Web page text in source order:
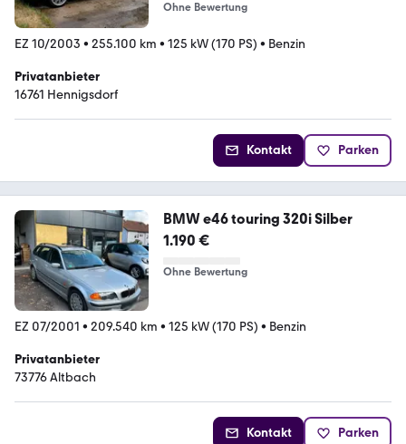
Ohne Bewertung
EZ 10/2003 • 255.100 km • 125 kW (170 PS) • Benzin
Privatanbieter
16761 Hennigsdorf
Kontakt Parken
BMW e46 touring 320i Silber
1.190 €
Ohne Bewertung
EZ 07/2001 • 209.540 km • 125 kW (170 PS) • Benzin
Privatanbieter
73776 Altbach
Kontakt Parken